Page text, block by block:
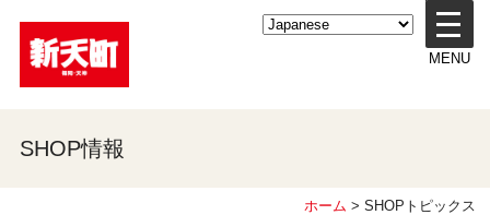
メ
ニ
ュ
MENU
SHOP情報
ホーム > SHOPトピックス